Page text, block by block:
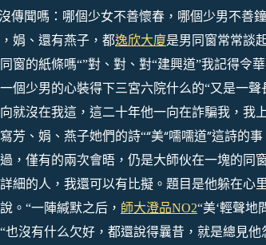
傳聞嗎：哪個少女不善懷春，哪個少男不善
娟、還有燕子，都逸欣大廈是男同窗常常談
窗的紙條嗎“”對、對、對“建興道”我記得令
個少男的心裝得下三宮六院什么的“又是一
就沒在我這，這二十年他一向在詐騙我，我
芳、娟、燕子她們的詩““美“嚅嚅道”這詩的
，僅有的兩次會晤，仍是大師伙在一塊的同
細的人，我還可以有比擬。題目是他躲在心
。“一陣緘默之后， 師大澄品NO2“美‘輕聲地
也沒有什么欠好，都還說得曩昔，就是總見他